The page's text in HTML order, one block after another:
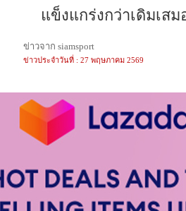
แข็งแกร่งกว่าเดิมเสม
ข่าวจาก siamsport
ข่าวประจำวันที่ : 27 พฤษภาคม 2569